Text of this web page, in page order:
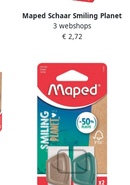
Maped Schaar Smiling Planet
12cm display Ã 20 stuks bruin
groen
3 webshops
€ 2,72